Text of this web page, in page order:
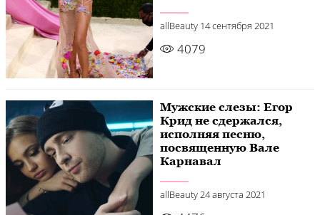
allBeauty 14 сентября 2021
4079
Мужские слезы: Егор
Крид не сдержался,
исполняя песню,
посвященную Вале
Карнавал
allBeauty24 августа 2021